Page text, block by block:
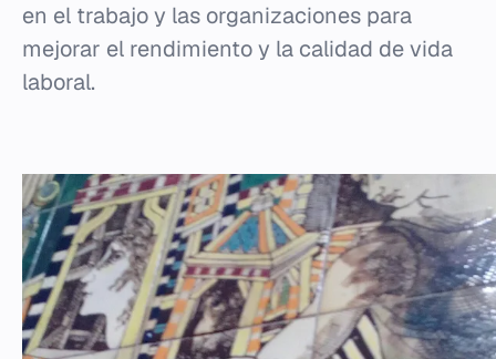
en el trabajo y las organizaciones para
mejorar el rendimiento y la calidad de vida
laboral.